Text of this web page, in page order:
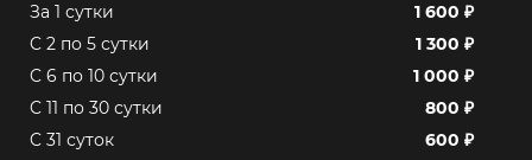
За 1 сутки
1 600 ₽
C 2 по 5 сутки
1 300 ₽
C 6 по 10 сутки
1 000 ₽
C 11 по 30 сутки
800 ₽
C 31 суток
600 ₽